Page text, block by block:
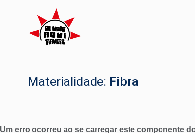
Materialidade: Fibra
Um erro ocorreu ao se carregar este componente